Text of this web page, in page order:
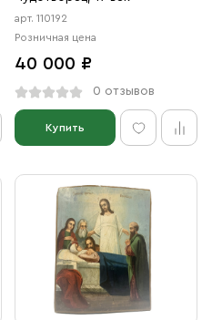
арт. 110192
Розничная цена
40 000 ₽
0 отзывов
Купить